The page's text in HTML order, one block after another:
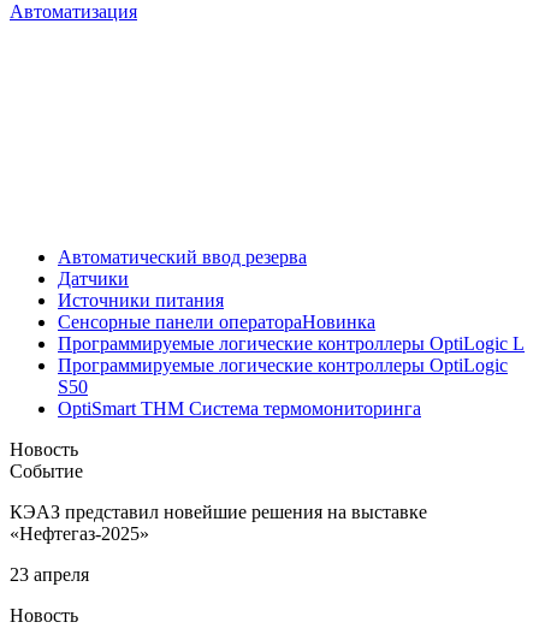
Автоматизация
Автоматический ввод резерва
Датчики
Источники питания
Сенсорные панели оператораНовинка
Программируемые логические контроллеры OptiLogic L
Программируемые логические контроллеры OptiLogic
S50
OptiSmart THM Система термомониторинга
Новость
Событие
КЭАЗ представил новейшие решения на выставке
«Нефтегаз-2025»
23 апреля
Новость